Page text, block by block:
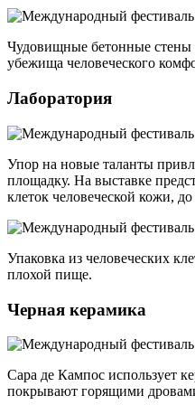
Чудовищные бетонные стены
убежища человеческого
Лаборатория
Упор на новые таланты
площадку. На выставке
клеток человеческой кожи,
Упаковка из человеческих
плохой пище.
Черная керамика
Сара де Кампос использует
покрывают горящими